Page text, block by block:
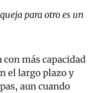
para otro es un
con más capacidad
el largo plazo y
aun cuando